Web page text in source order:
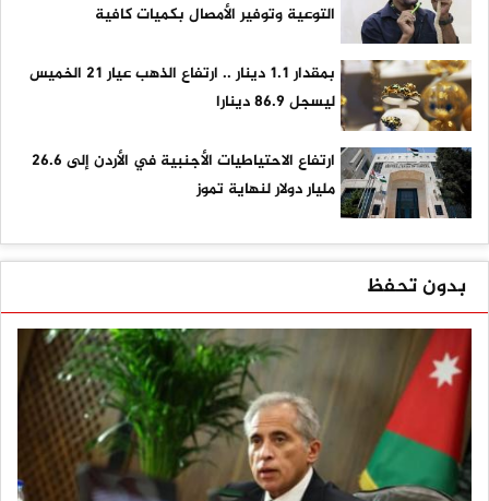
التوعية وتوفير الأمصال بكميات كافية
بمقدار 1.1 دينار .. ارتفاع الذهب عيار 21 الخميس
ليسجل 86.9 دينارا
ارتفاع الاحتياطيات الأجنبية في الأردن إلى 26.6
مليار دولار لنهاية تموز
بدون تحفظ